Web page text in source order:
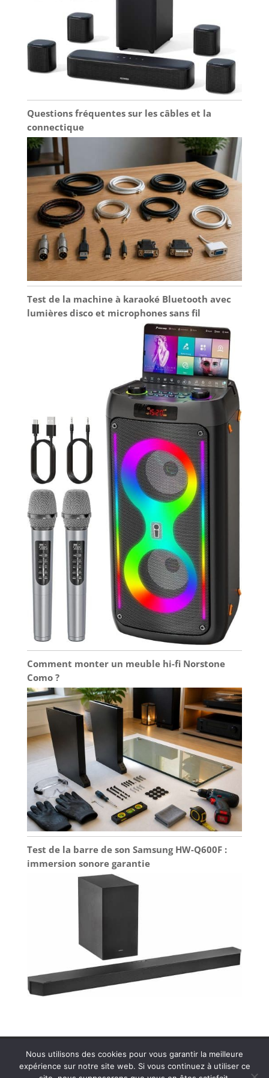
Questions fréquentes sur les câbles et la
connectique
Test de la machine à karaoké Bluetooth avec
lumières disco et microphones sans fil
Comment monter un meuble hi-fi Norstone
Como ?
Test de la barre de son Samsung HW-Q600F :
immersion sonore garantie
Contactez MDS Cinéson
Plan de site
Politique de confidentialité
Mentions légales
Nous utilisons des cookies pour vous garantir la meilleure
expérience sur notre site web. Si vous continuez à utiliser ce